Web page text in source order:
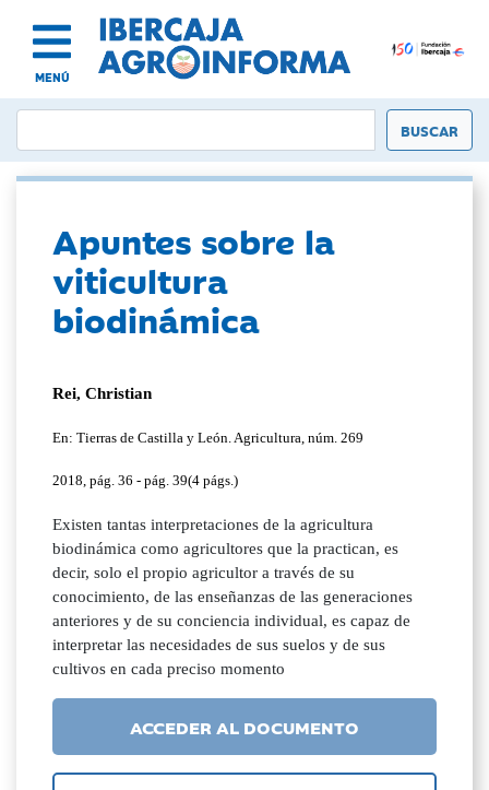
MENÚ
Apuntes sobre la
viticultura
biodinámica
Rei, Christian
En: Tierras de Castilla y León. Agricultura, núm. 269
2018, pág. 36 - pág. 39(4 págs.)
Existen tantas interpretaciones de la agricultura
biodinámica como agricultores que la practican, es
decir, solo el propio agricultor a través de su
conocimiento, de las enseñanzas de las generaciones
anteriores y de su conciencia individual, es capaz de
interpretar las necesidades de sus suelos y de sus
cultivos en cada preciso momento
ACCEDER AL DOCUMENTO